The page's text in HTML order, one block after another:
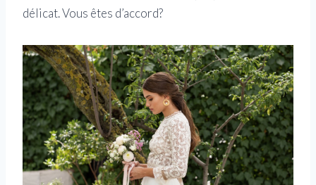
délicat. Vous êtes d’accord?